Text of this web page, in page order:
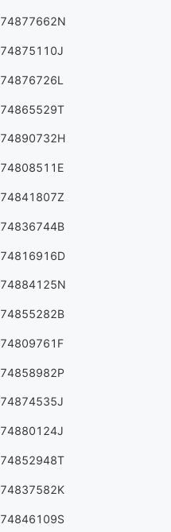
74877662N
74875110J
74876726L
74865529T
74890732H
74808511E
74841807Z
74836744B
74816916D
74884125N
74855282B
74809761F
74858982P
74874535J
74880124J
74852948T
74837582K
74846109S